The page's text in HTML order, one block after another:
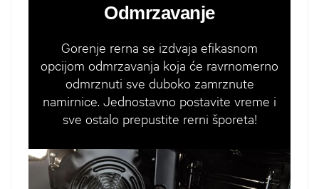
Odmrzavanje
Gorenje rerna se izdvaja efikasnom
opcijom odmrzavanja koja će ravrnomerno
odmrznuti sve duboko zamrznute
namirnice. Jednostavno postavite vreme i
sve ostalo prepustite rerni šporeta!